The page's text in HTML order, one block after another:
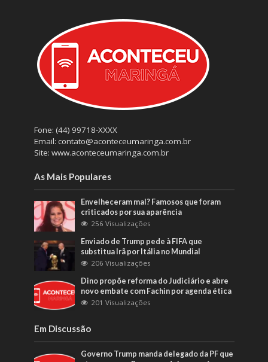
Fone: (44) 99718-XXXX
Email: contato@aconteceumaringa.com.br
Site: www.aconteceumaringa.com.br
As Mais Populares
Envelheceram mal? Famosos que foram
criticados por sua aparência
256 Visualizações
Enviado de Trump pede à FIFA que
substitua Irã por Itália no Mundial
206 Visualizações
Dino propõe reforma do Judiciário e abre
novo embate com Fachin por agenda ética
201 Visualizações
Em Discussão
Governo Trump manda delegado da PF que